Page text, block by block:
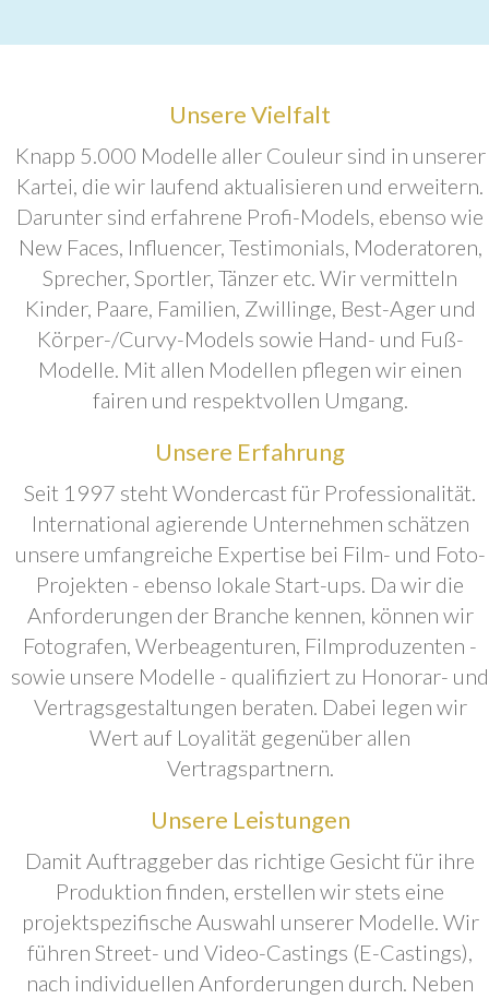
Unsere Vielfalt
Knapp 5.000 Modelle aller Couleur sind in unserer
Kartei, die wir laufend aktualisieren und erweitern.
Darunter sind erfahrene Profi-Models, ebenso wie
New Faces, Influencer, Testimonials, Moderatoren,
Sprecher, Sportler, Tänzer etc. Wir vermitteln
Kinder, Paare, Familien, Zwillinge, Best-Ager und
Körper-/Curvy-Models sowie Hand- und Fuß-
Modelle. Mit allen Modellen pflegen wir einen
fairen und respektvollen Umgang.
Unsere Erfahrung
Seit 1997 steht Wondercast für Professionalität.
International agierende Unternehmen schätzen
unsere umfangreiche Expertise bei Film- und Foto-
Projekten - ebenso lokale Start-ups. Da wir die
Anforderungen der Branche kennen, können wir
Fotografen, Werbeagenturen, Filmproduzenten -
sowie unsere Modelle - qualifiziert zu Honorar- und
Vertragsgestaltungen beraten. Dabei legen wir
Wert auf Loyalität gegenüber allen
Vertragspartnern.
Unsere Leistungen
Damit Auftraggeber das richtige Gesicht für ihre
Produktion finden, erstellen wir stets eine
projektspezifische Auswahl unserer Modelle. Wir
führen Street- und Video-Castings (E-Castings),
nach individuellen Anforderungen durch. Neben